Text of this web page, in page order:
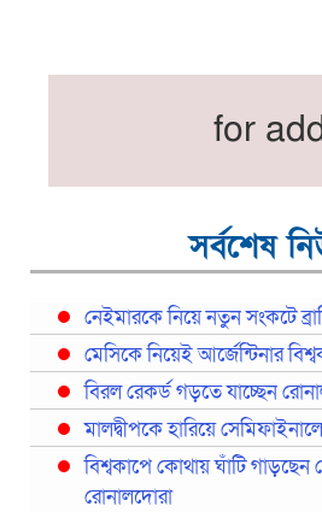
for
সর্বশেষ
নেইমারকে নিয়ে নতুন সংকটে
মেসিকে নিয়েই আর্জেন্টিনার
বিরল রেকর্ড গড়তে যাচ্ছেন
মালদ্বীপকে হারিয়ে
বিশ্বকাপে কোথায় ঘাঁটি গাড়ছেন
রোনালদোরা